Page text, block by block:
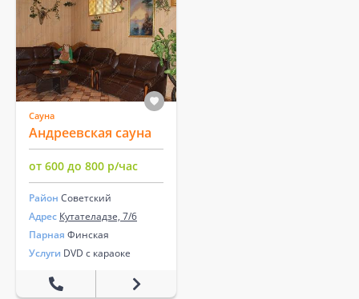
Сауна
Андреевская сауна
от 600 до 800 р/час
Район Советский
Адрес Кутателадзе, 7/6
Парная Финская
Услуги DVD с караоке